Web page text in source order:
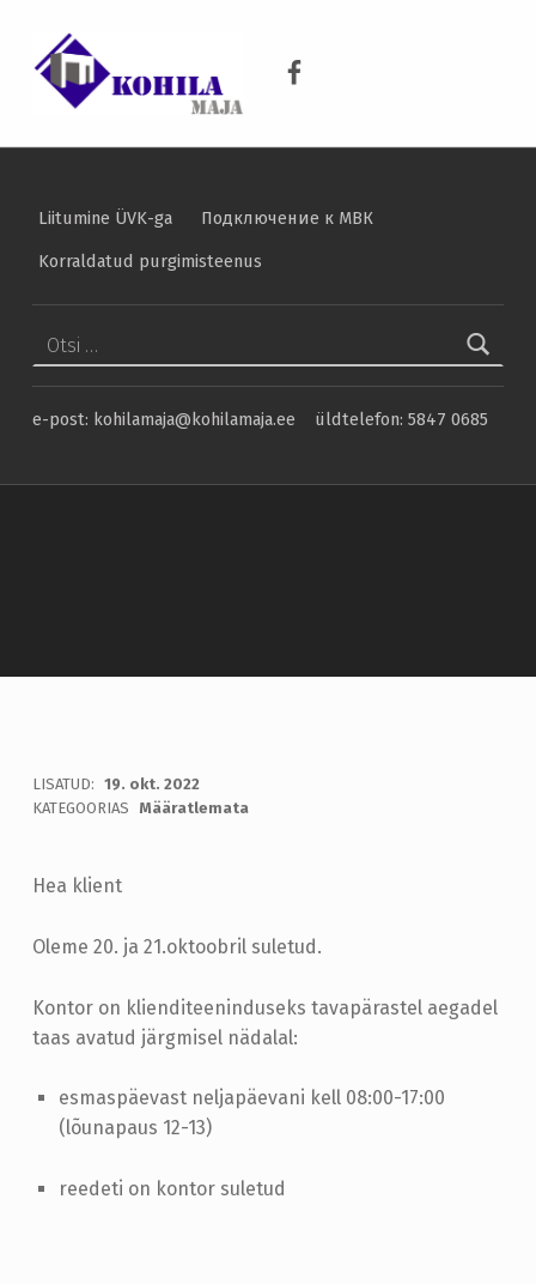
Liitumine ÜVK-ga
Подключение к МВК
Korraldatud purgimisteenus
e-post: kohilamaja@kohilamaja.ee üldtelefon: 5847 0685
LISATUD: 19. okt. 2022
admin
KATEGOORIAS Määratlemata
Hea klient
Oleme 20. ja 21.oktoobril suletud.
Kontor on klienditeeninduseks tavapärastel aegadel
taas avatud järgmisel nädalal:
esmaspäevast neljapäevani kell 08:00-17:00
(lõunapaus 12-13)
reedeti on kontor suletud